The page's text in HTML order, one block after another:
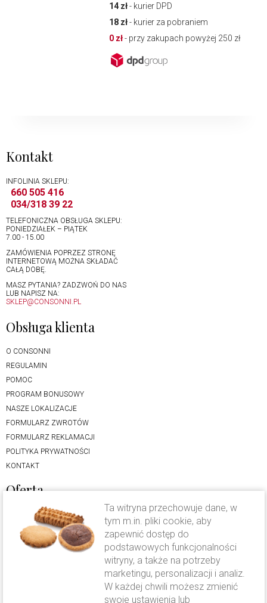
14 zł- kurier DPD
18 zł- kurier za pobraniem
0 zł- przy zakupach powyżej 250 zł
Kontakt
INFOLINIA SKLEPU:
660 505 416
034/318 39 22
TELEFONICZNA OBSŁUGA SKLEPU:
PONIEDZIAŁEK – PIĄTEK
7.00 - 15.00
ZAMÓWIENIA POPRZEZ STRONĘ
INTERNETOWĄ MOŻNA SKŁADAĆ
CAŁĄ DOBĘ.
MASZ PYTANIA? ZADZWOŃ DO NAS
LUB NAPISZ NA:
SKLEP@CONSONNI.PL
Obsługa klienta
O CONSONNI
REGULAMIN
POMOC
PROGRAM BONUSOWY
NASZE LOKALIZACJE
FORMULARZ ZWROTÓW
FORMULARZ REKLAMACJI
POLITYKA PRYWATNOŚCI
KONTAKT
Oferta
LODY RZEMIEŚLNICZE
CIASTO DROŻDŻOWE
KAWA CAVALLO
Wysyłka i płatność
Ta witryna przechowuje dane, w
tym m.in. pliki cookie, aby
zapewnić dostęp do
podstawowych funkcjonalności
witryny, a także na potrzeby
marketingu, personalizacji i analiz.
W każdej chwili możesz zmienić
swoje ustawienia lub